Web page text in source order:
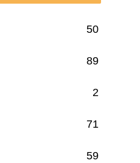
50
89
2
71
59